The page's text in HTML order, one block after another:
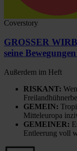
Coverstory
GROSSER
seine
Außerdem im Heft
RISKANT:
GEMEIN:
Mitteleuropa
GEMEINER:
Entleerung voll